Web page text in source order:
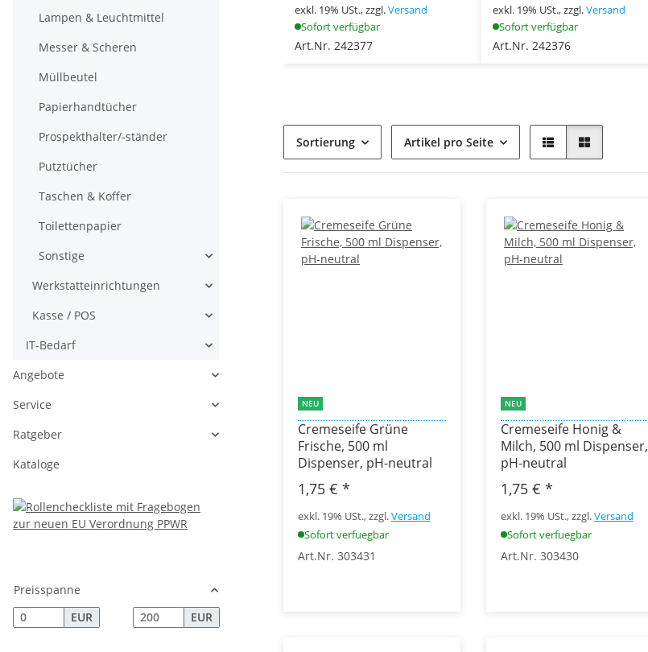
exkl. 19% USt., zzgl.Versand
Sofort verfügbar
Art.Nr. 242377
exkl. 19% USt., zzgl.Versand
Sofort verfügbar
Art.Nr. 242376
Sortierung Artikel pro Seite
NEU
Cremeseife Grüne
Frische, 500 ml
Dispenser, pH-neutral
1,75 € *
exkl. 19% USt., zzgl.Versand
Sofort verfuegbar
Art.Nr. 303431
NEU
Cremeseife Honig &
Milch, 500 ml Dispenser,
pH-neutral
1,75 € *
exkl. 19% USt., zzgl.Versand
Sofort verfuegbar
Art.Nr. 303430
Lampen & Leuchtmittel
Messer & Scheren
Müllbeutel
Papierhandtücher
Prospekthalter/-ständer
Putztücher
Taschen & Koffer
Toilettenpapier
Sonstige
Werkstatteinrichtungen
Kasse / POS
IT-Bedarf
Angebote
Service
Ratgeber
Kataloge
Preisspanne
EUR
EUR